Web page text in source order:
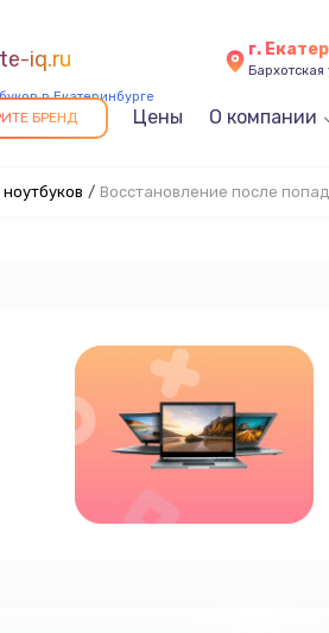
iq.ru
в Екатеринбурге
г.
Бархотская
БРЕНД Цены О компании
/ Восстановление после